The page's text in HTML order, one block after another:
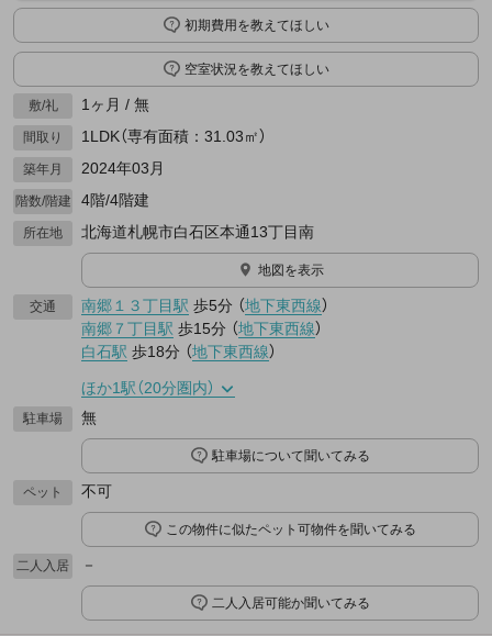
初期費用を教えてほしい
空室状況を教えてほしい
敷/礼 1ヶ月 / 無
間取り 1LDK（専有面積：31.03㎡）
築年月 2024年03月
階数/階建 4階/4階建
所在地 北海道札幌市白石区本通13丁目南
地図を表示
交通 南郷１３丁目駅 歩5分 （地下東西線）
南郷７丁目駅 歩15分 （地下東西線）
白石駅 歩18分 （地下東西線）
ほか1駅（20分圏内）
駐車場 無
駐車場について聞いてみる
ペット 不可
この物件に似たペット可物件を聞いてみる
二人入居 －
二人入居可能か聞いてみる